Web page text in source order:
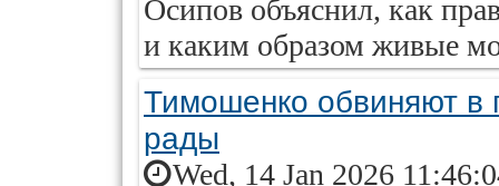
Осипов объяснил, как
и каким образом живые
Тимошенко обвиняют в
рады
Wed, 14 Jan 2026